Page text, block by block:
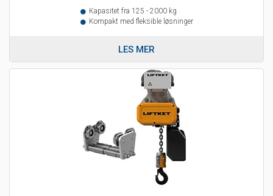
Kapasitet fra 125 - 2000 kg
Kompakt med fleksible løsninger
LES MER